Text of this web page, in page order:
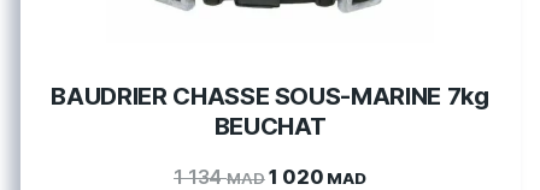
BAUDRIER CHASSE SOUS-MARINE 7kg
BEUCHAT
1 134MAD 1 020 MAD